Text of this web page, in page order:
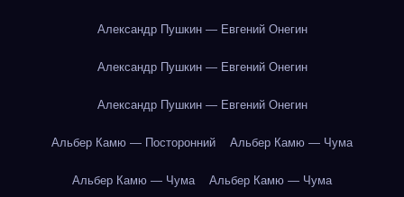
Александр Пушкин — Евгений Онегин
Александр Пушкин — Евгений Онегин
Александр Пушкин — Евгений Онегин
Альбер Камю — Посторонний Альбер Камю — Чума
Альбер Камю — Чума Альбер Камю — Чума